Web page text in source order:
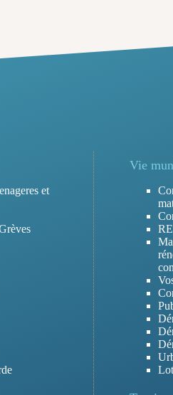
et
Vie